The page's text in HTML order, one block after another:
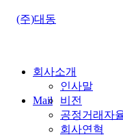
Mail
회사소개
인사말
비전
공정거래자
회사연혁